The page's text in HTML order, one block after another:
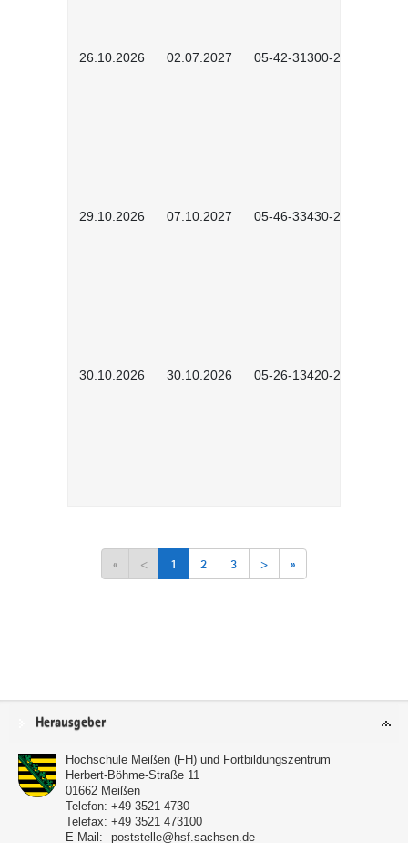
26.10.2026 02.07.2027 05-42-31300-2601
29.10.2026 07.10.2027 05-46-33430-2601
30.10.2026 30.10.2026 05-26-13420-2601
« < 1 2 3 > »
Service
Herausgeber
Hochschule Meißen (FH) und Fortbildungszentrum
Herbert-Böhme-Straße 11
01662 Meißen
Telefon: +49 3521 4730
Telefax: +49 3521 473100
E-Mail:
poststelle@hsf.sachsen.de